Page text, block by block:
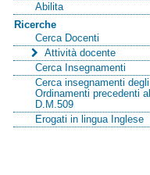
Abilita
Ricerche
Cerca Docenti
Attività docente
Cerca Insegnamenti
Cerca insegnamenti degli
Ordinamenti precedenti al
D.M.509
Erogati in lingua Inglese